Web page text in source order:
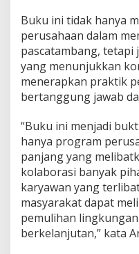
Buku ini tidak hanya
perusahaan dalam
pascatambang, tetapi
yang menunjukkan
menerapkan praktik
bertanggung jawab
“Buku ini menjadi
hanya program
panjang yang
kolaborasi banyak
karyawan yang
masyarakat dapat
pemulihan
berkelanjutan,” kata